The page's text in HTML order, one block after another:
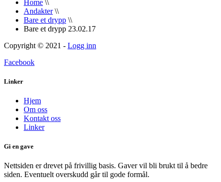
Home \\
Andakter \\
Bare et drypp \\
Bare et drypp 23.02.17
Copyright © 2021 - Logg inn
Facebook
Linker
Hjem
Om oss
Kontakt oss
Linker
Gi en gave
Nettsiden er drevet på frivillig basis. Gaver vil bli brukt til å bedre
siden. Eventuelt overskudd går til gode formål.